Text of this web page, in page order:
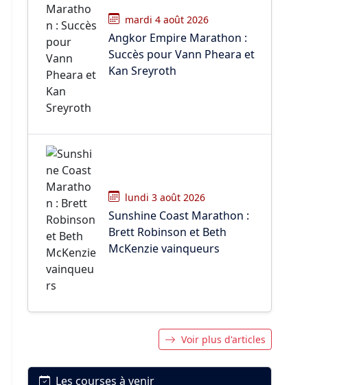
mardi 4 août 2026
Angkor Empire Marathon :
Succès pour Vann Pheara et
Kan Sreyroth
lundi 3 août 2026
Sunshine Coast Marathon :
Brett Robinson et Beth
McKenzie vainqueurs
Voir plus d'articles
Les courses à venir